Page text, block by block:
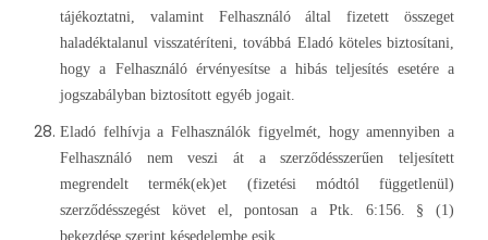
tájékoztatni, valamint Felhasználó által fizetett összeget
haladéktalanul visszatéríteni, továbbá Eladó köteles biztosítani,
hogy a Felhasználó érvényesítse a hibás teljesítés esetére a
jogszabályban biztosított egyéb jogait.
Eladó felhívja a Felhasználók figyelmét, hogy amennyiben a
Felhasználó nem veszi át a szerződésszerűen teljesített
megrendelt termék(ek)et (fizetési módtól függetlenül)
szerződésszegést követ el, pontosan a Ptk. 6:156. § (1)
bekezdése szerint késedelembe esik.